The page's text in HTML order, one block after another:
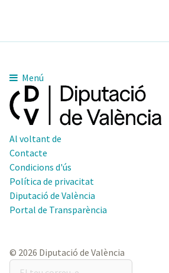
Menú
Al voltant de
Contacte
Condicions d'ús
Política de privacitat
Diputació de València
Portal de Transparència
© 2026 Diputació de València
El